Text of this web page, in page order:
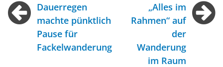
Dauerregen
machte pünktlich
Pause für
Fackelwanderung
„Alles im
Rahmen“ auf
der
Wanderung
im Raum